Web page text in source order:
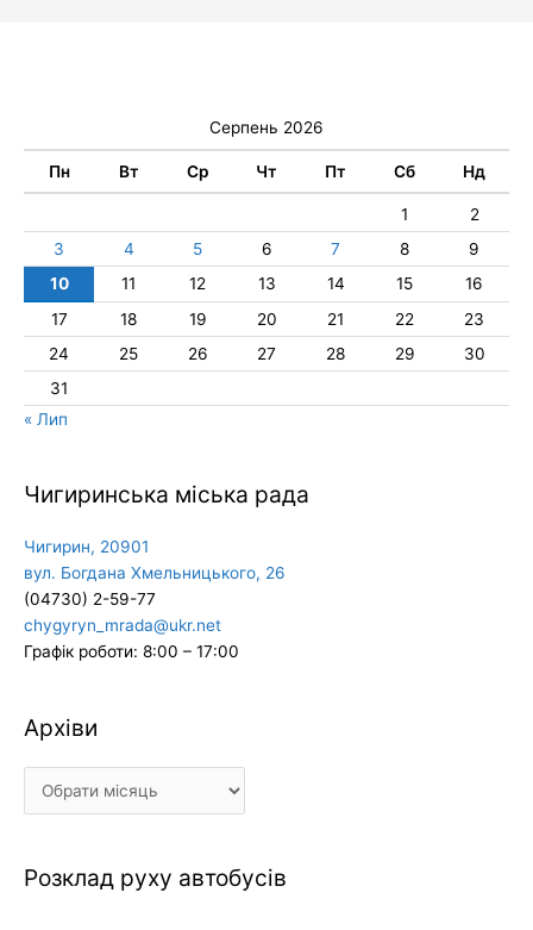
Серпень 2026
Пн Вт Ср Чт Пт Сб Нд
1
2
3
4 5 6 7 8
9
10
11 12 13 14 15
16
17
18 19 20 21 22
23
24
25 26 27 28 29
30
31
« Лип
Чигиринська міська рада
Чигирин, 20901
вул. Богдана Хмельницького, 26
(04730) 2-59-77
chygyryn_mrada@ukr.net
Графік роботи: 8:00 – 17:00
Архіви
Архіви
Розклад руху автобусів